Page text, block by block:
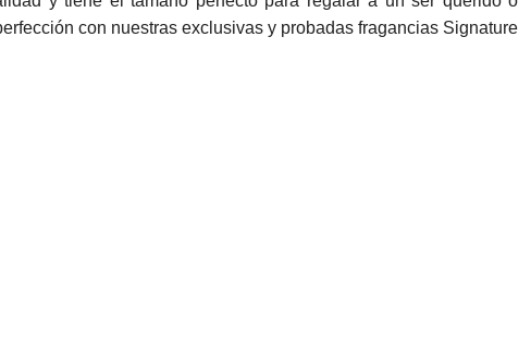
con nuestras exclusivas y probadas fragancias Signature